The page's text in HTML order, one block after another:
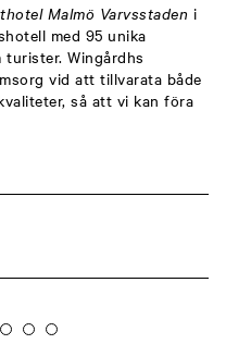
Malmö Varvsstaden i
med 95 unika
Wingårdhs
vid att tillvarata både
så att vi kan föra